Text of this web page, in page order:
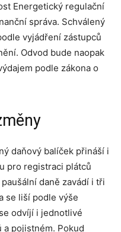
Energetický regulační
správa. Schválený
vyjádření zástupců
Odvod bude naopak
podle zákona o
daňový balíček přináší i
pro registraci plátců
daně zavádí i tři
se liší podle výše
odvíjí i jednotlivé
a pojistném. Pokud